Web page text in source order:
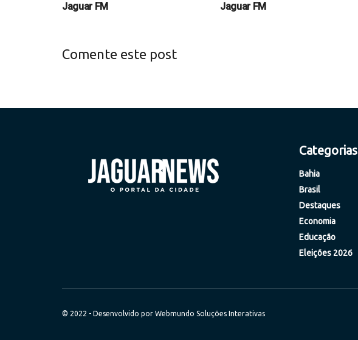
Jaguar FM
Jaguar FM
Comente este post
Categorias
Bahia
Brasil
Destaques
Economia
Educação
Eleições 2026
© 2022 - Desenvolvido por Webmundo Soluções Interativas